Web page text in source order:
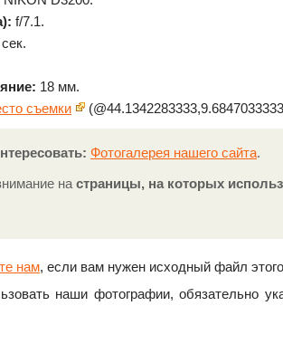
f/7.1.
18 мм.
съемки
Фотогалерея нашего сайта.
на страницы, на которых
нам, если вам нужен исходный файл
наши фотографии, обязательно